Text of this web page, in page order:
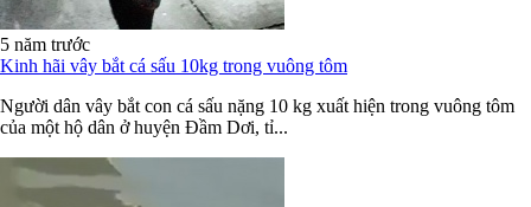
5 năm trước
Kinh hãi vây bắt cá sấu 10kg trong vuông tôm
Người dân vây bắt con cá sấu nặng 10 kg xuất hiện trong vuông tôm
của một hộ dân ở huyện Đầm Dơi, tỉ...